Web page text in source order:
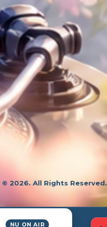
© 2026. All Rights Reserved.
NU ON AIR